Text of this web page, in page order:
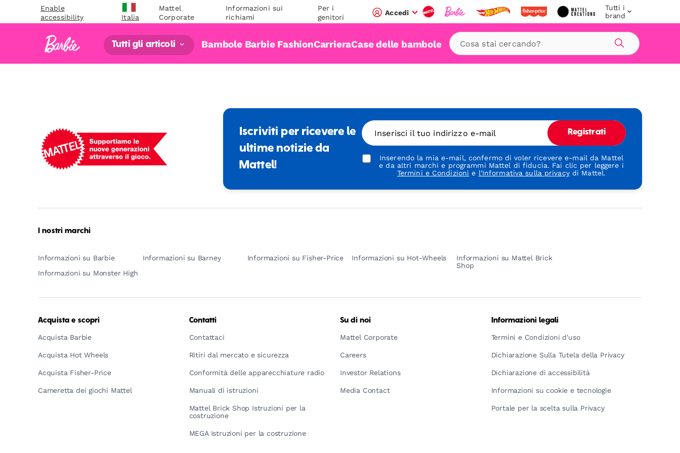
Enable
accessibility
Italia
Mattel
Corporate
Informazioni sui
richiami
Per i
genitori
Accedi
Tutti i
brand
Tutti gli articoli Bambole Barbie FashionCarrieraCase delle bambole
Cerca
Iscriviti per ricevere le
ultime notizie da
Mattel!
Inserisci il tuo indirizzo e-mail Registrati
Inserendo la mia e-mail, confermo di voler ricevere e-mail da Mattel
e da altri marchi e programmi Mattel di fiducia. Fai clic per leggere i
Termini e Condizioni e l'Informativa sulla privacydi Mattel.
I nostri marchi
Informazioni su Barbie Informazioni su Barney Informazioni su Fisher-Price Informazioni su Hot-Wheels
Informazioni su Mattel Brick
Shop
Informazioni su Monster High
Acquista e scopri
Acquista Barbie
Acquista Hot Wheels
Acquista Fisher-Price
Cameretta dei giochi Mattel
Contatti
Contattaci
Ritiri dal mercato e sicurezza
Conformità delle apparecchiature radio
Manuali di istruzioni
Mattel Brick Shop Istruzioni per la
costruzione
MEGA Istruzioni per la costruzione
Su di noi
Mattel Corporate
Careers
Investor Relations
Media Contact
Informazioni legali
Termini e Condizioni d'uso
Dichiarazione Sulla Tutela della Privacy
Dichiarazione di accessibilità
Informazioni su cookie e tecnologie
Portale per la scelta sulla Privacy